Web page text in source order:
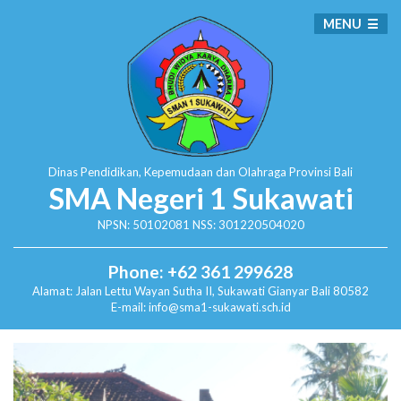
Dinas Pendidikan, Kepemudaan dan Olahraga Provinsi Bali
SMA Negeri 1 Sukawati
NPSN: 50102081 NSS: 301220504020
Phone: +62 361 299628
Alamat: Jalan Lettu Wayan Sutha II, SukawatiGianyar Bali 80582
E-mail: info@sma1-sukawati.sch.id
MENU